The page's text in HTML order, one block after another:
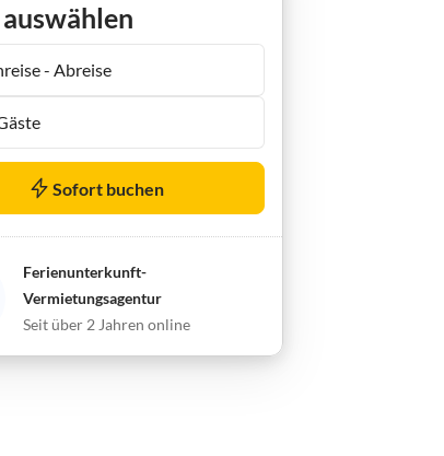
- Abreise
Sofort buchen
Ferienunterkunft-
Vermietungsagentur
Seit über 2 Jahren online